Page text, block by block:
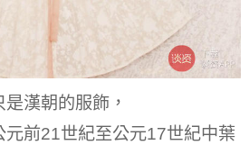
漢朝的服飾，
元前21世紀至公元17世紀中葉